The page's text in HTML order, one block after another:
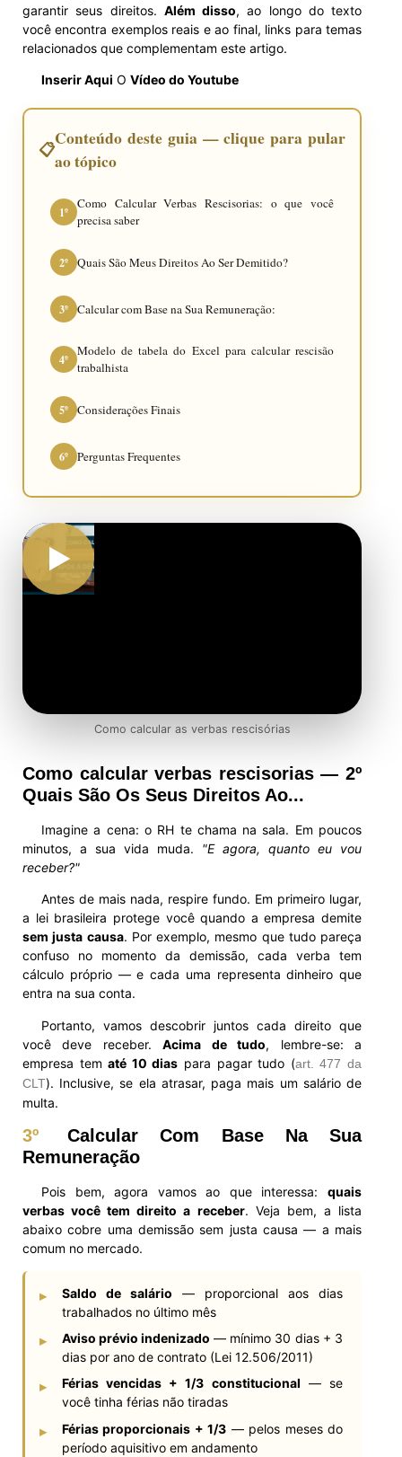
garantir seus direitos. Além disso, ao longo do texto
você encontra exemplos reais e ao final, links para temas
relacionados que complementam este artigo.
Inserir Aqui O Vídeo do Youtube
📋Conteúdo deste guia — clique para pular
ao tópico
1º
Como Calcular Verbas Rescisorias: o que você
precisa saber
2º Quais São Meus Direitos Ao Ser Demitido?
3º Calcular com Base na Sua Remuneração:
4º
Modelo de tabela do Excel para calcular rescisão
trabalhista
5º Considerações Finais
6º Perguntas Frequentes
Como calcular as verbas rescisórias
Como calcular verbas rescisorias — 2º
Quais São Os Seus Direitos Ao...
Imagine a cena: o RH te chama na sala. Em poucos
minutos, a sua vida muda. "E agora, quanto eu vou
receber?"
Antes de mais nada, respire fundo. Em primeiro lugar,
a lei brasileira protege você quando a empresa demite
sem justa causa. Por exemplo, mesmo que tudo pareça
confuso no momento da demissão, cada verba tem
cálculo próprio — e cada uma representa dinheiro que
entra na sua conta.
Portanto, vamos descobrir juntos cada direito que
você deve receber.Acima de tudo, lembre-se: a
empresa tematé 10 dias para pagar tudo (art. 477 da
CLT). Inclusive, se ela atrasar, paga mais um salário de
multa.
3º
Calcular Com Base Na Sua
Remuneração
Pois bem, agora vamos ao que interessa: quais
verbas você tem direito a receber. Veja bem, a lista
abaixo cobre uma demissão sem justa causa — a mais
comum no mercado.
▸ Saldo de salário — proporcional aos dias
trabalhados no último mês
▸ Aviso prévio indenizado — mínimo 30 dias + 3
dias por ano de contrato (Lei 12.506/2011)
▸ Férias vencidas + 1/3 constitucional — se
você tinha férias não tiradas
▸ Férias proporcionais + 1/3 — pelos meses do
período aquisitivo em andamento